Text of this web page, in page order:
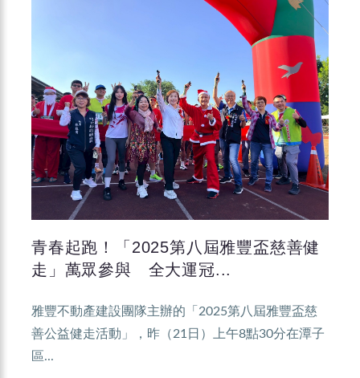
青春起跑！「2025第八屆雅豐盃慈善健
走」萬眾參與 全大運冠...
雅豐不動產建設團隊主辦的「2025第八屆雅豐盃慈
善公益健走活動」，昨（21日）上午8點30分在潭子
區...